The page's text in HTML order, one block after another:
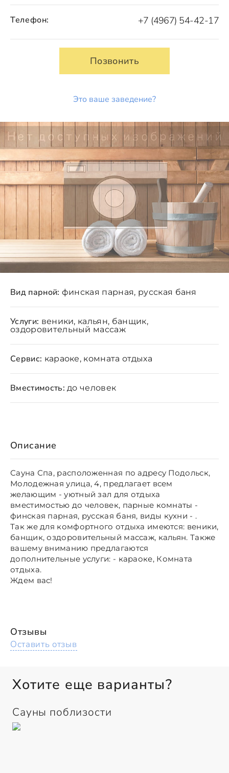
Телефон: +7 (4967) 54-42-17
Позвонить
Это ваше заведение?
Описание
Сауна Спа, расположенная по адресу Подольск,
Молодежная улица, 4, предлагает всем
желающим - уютный зал для отдыха
вместимостью до человек, парные комнаты -
финская парная, русская баня, виды кухни - .
Так же для комфортного отдыха имеются: веники,
банщик, оздоровительный массаж, кальян. Также
вашему вниманию предлагаются
дополнительные услуги: - караоке, Комната
отдыха.
Ждем вас!
Вид парной: финская парная, русская баня
Услуги: веники, кальян, банщик,
оздоровительный массаж
Сервис: караоке, комната отдыха
Вместимость: до человек
Отзывы
Оставить отзыв
Хотите еще варианты?
Сауны поблизости